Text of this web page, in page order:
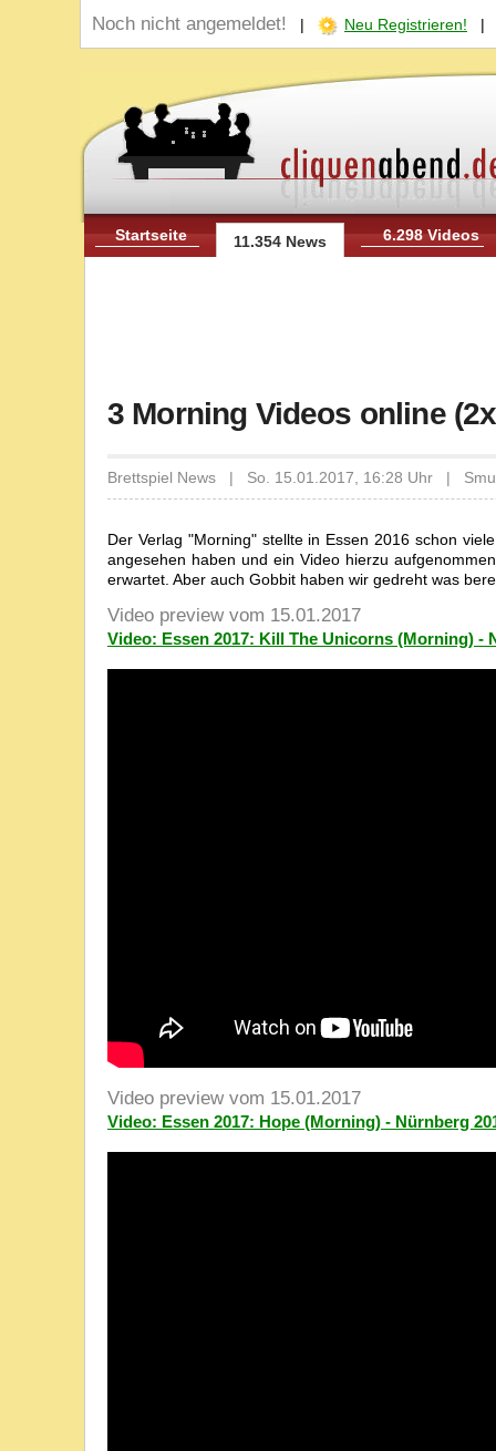
Noch nicht angemeldet! | Neu Registrieren!
Startseite 11.354 News 6.298 Videos
3 Morning Videos online
Brettspiel News | So. 15.01.2017, 16:28 Uhr |
Der Verlag "Morning" stellte in Essen 2016 schon
angesehen haben und ein Video hierzu
erwartet. Aber auch Gobbit haben wir gedreht was
Video preview vom 15.01.2017
Video: Essen 2017: Kill The Unicorns (Morning) -
Video preview vom 15.01.2017
Video: Essen 2017: Hope (Morning) - Nürnberg